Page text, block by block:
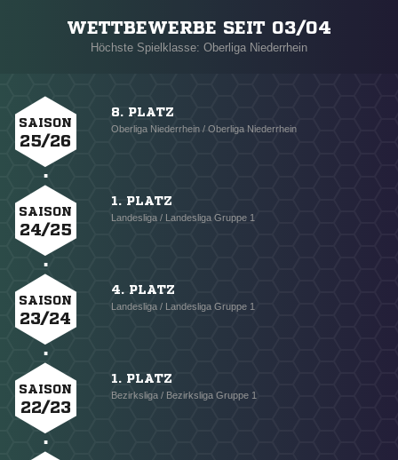
WETTBEWERBE SEIT 03/04
Höchste Spielklasse: Oberliga Niederrhein
SAISON
25/26
8. PLATZ
Oberliga Niederrhein / Oberliga Niederrhein
SAISON
24/25
1. PLATZ
Landesliga / Landesliga Gruppe 1
SAISON
23/24
4. PLATZ
Landesliga / Landesliga Gruppe 1
SAISON
22/23
1. PLATZ
Bezirksliga / Bezirksliga Gruppe 1